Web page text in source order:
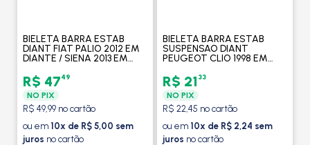
BIELETA BARRA ESTAB
DIANT FIAT PALIO 2012 EM
DIANTE / SIENA 2013 EM
/ LADO ESQUERDO/DIREITO
- MOBENSANI
R$ 4749
NO PIX
R$ 49,99 no cartão
ou em 10x de R$ 5,00 sem
juros no cartão
BIELETA BARRA ESTAB
SUSPENSAO DIANT
PEUGEOT CLIO 1998 EM
DIANTE LADOS DIREITO /
ESQUERDO - MOBENSANI
R$ 21 33
NO PIX
R$ 22,45 no cartão
ou em 10x de R$ 2,24 sem
juros no cartão